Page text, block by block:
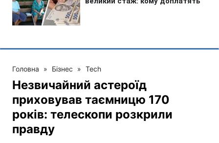
Головна » Бізнес » Tech
Незвичайний астероїд
приховував таємницю 170
років: телескопи розкрили
правду